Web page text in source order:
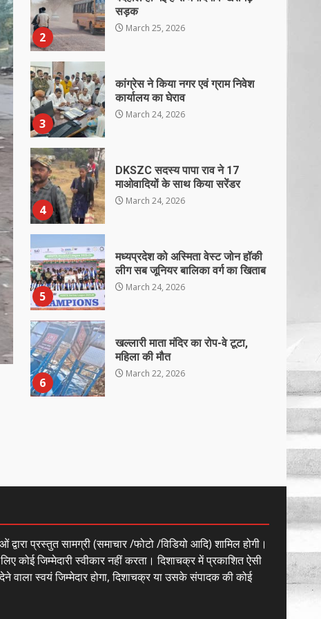
2
सड़क
March 25, 2026
3
कांग्रेस ने किया नगर एवं ग्राम निवेश
कार्यालय का घेराव
March 24, 2026
4
DKSZC सदस्य पापा राव ने 17
माओवादियों के साथ किया सरेंडर
March 24, 2026
5
मध्यप्रदेश को अस्मिता वेस्ट जोन हॉकी
लीग सब जूनियर बालिका वर्ग का खिताब
March 24, 2026
6
खल्लारी माता मंदिर का रोप-वे टूटा,
महिला की मौत
March 22, 2026
1
March 25, 2026
प्रस्तुत सामग्री (समाचार /फोटो /विडियो आदि) शामिल होगी।
कोई जिम्मेदारी स्वीकार नहीं करता। दिशाचक्र में प्रकाशित ऐसी
वाला स्वयं जिम्मेदार होगा, दिशाचक्र या उसके संपादक की कोई